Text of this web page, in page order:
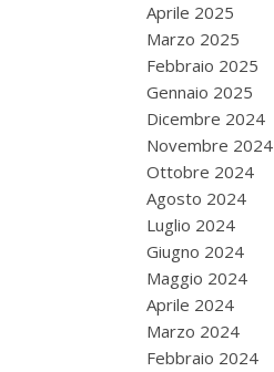
Aprile 2025
Marzo 2025
Febbraio 2025
Gennaio 2025
Dicembre 2024
Novembre 2024
Ottobre 2024
Agosto 2024
Luglio 2024
Giugno 2024
Maggio 2024
Aprile 2024
Marzo 2024
Febbraio 2024